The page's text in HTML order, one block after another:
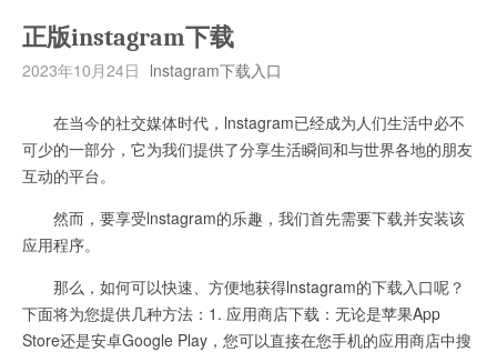
正版instagram下载
2023年10月24日 lnstagram下载入口
在当今的社交媒体时代，lnstagram已经成为人们生活中必不
可少的一部分，它为我们提供了分享生活瞬间和与世界各地的朋友
互动的平台。
然而，要享受lnstagram的乐趣，我们首先需要下载并安装该
应用程序。
那么，如何可以快速、方便地获得lnstagram的下载入口呢？
下面将为您提供几种方法：1. 应用商店下载：无论是苹果App
Store还是安卓Google Play，您可以直接在您手机的应用商店中搜